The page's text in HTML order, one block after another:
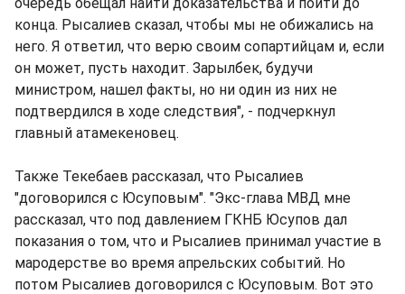
конца. Рысалиев сказал, чтобы мы не обижались на
него. Я ответил, что верю своим сопартийцам и, если
он может, пусть находит. Зарылбек, будучи
министром, нашел факты, но ни один из них не
подтвердился в ходе следствия", - подчеркнул
главный атамекеновец.
Также Текебаев рассказал, что Рысалиев
"договорился с Юсуповым". "Экс-глава МВД мне
рассказал, что под давлением ГКНБ Юсупов дал
показания о том, что и Рысалиев принимал участие в
мародерстве во время апрельских событий. Но
потом Рысалиев договорился с Юсуповым. Вот это